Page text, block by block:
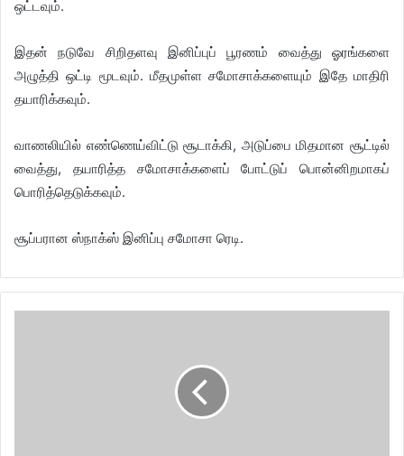
ஒட்டவும்.
இதன் நடுவே சிறிதளவு இனிப்புப் பூரணம் வைத்து ஓரங்களை
அழுத்தி ஒட்டி மூடவும். மீதமுள்ள சமோசாக்களையும் இதே மாதிரி
தயாரிக்கவும்.
வாணலியில் எண்ணெய்விட்டு சூடாக்கி, அடுப்பை மிதமான சூட்டில்
வைத்து, தயாரித்த சமோசாக்களைப் போட்டுப் பொன்னிறமாகப்
பொரித்தெடுக்கவும்.
சூப்பரான ஸ்நாக்ஸ் இனிப்பு சமோசா ரெடி.